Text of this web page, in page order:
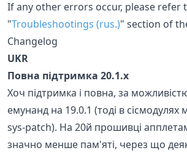
If any other errors occur, please refer
"Troubleshootings (rus.)" section of
Changelog
UKR
Повна підтримка 20.1.x
Хоч підтримка і повна, за
емунанд на 19.0.1 (тоді в
sys-patch). На 20й прошивці
значно менше пам'яті, через що